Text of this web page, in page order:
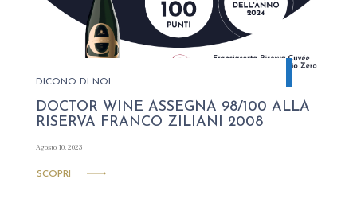
DICONO DI NOI
DOCTOR WINE ASSEGNA 98/100 ALLA
RISERVA FRANCO ZILIANI 2008
Agosto 10, 2023
SCOPRI